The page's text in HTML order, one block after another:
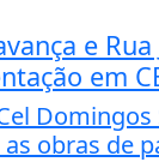
e
em
Domingos
obras de